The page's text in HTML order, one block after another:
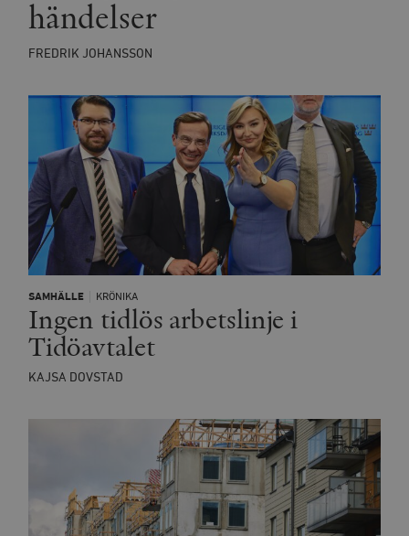
händelser
FREDRIK JOHANSSON
SAMHÄLLE KRÖNIKA
Ingen tidlös arbetslinje i
Tidöavtalet
KAJSA DOVSTAD